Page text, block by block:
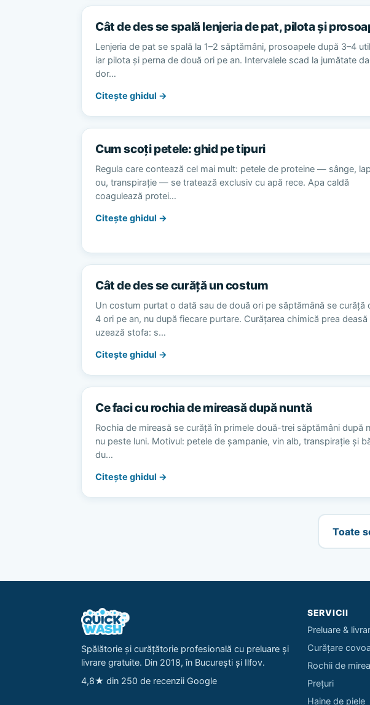
Cât de des se spală lenjeria de pat, pilota și
Lenjeria de pat se spală la 1–2 săptămâni, prosoapele după 3–4
iar pilota și perna de două ori pe an. Intervalele scad la jumătate
dor…
Citește ghidul →
Cum scoți petele: ghid pe tipuri
Regula care contează cel mai mult: petele de proteine — sânge,
ou, transpirație — se tratează exclusiv cu apă rece. Apa caldă
coagulează protei…
Citește ghidul →
Cât de des se curăță un costum
Un costum purtat o dată sau de două ori pe săptămână se curăță
4 ori pe an, nu după fiecare purtare. Curățarea chimică prea deasă
uzează stofa: s…
Citește ghidul →
Ce faci cu rochia de mireasă după nuntă
Rochia de mireasă se curăță în primele două-trei săptămâni după
nu peste luni. Motivul: petele de șampanie, vin alb, transpirație și
du…
Citește ghidul →
Toate
Spălătorie și curățătorie profesională cu preluare și
livrare gratuite. Din 2018, în București și Ilfov.
4,8★ din 250 de recenzii Google
SERVICII
Preluare &
Curățare
Rochii de
Prețuri
Haine de piele